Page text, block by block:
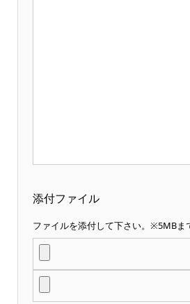
添付ファイル
ファイルを添付して下さい。※5MBま